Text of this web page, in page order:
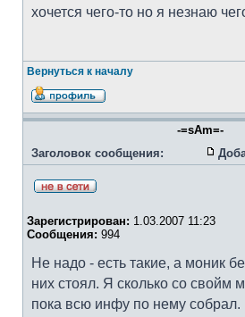
хочется чего-то но я незнаю
Вернуться к началу
-=sAm=-
Заголовок сообщения:
Зарегистрирован: 1.03.2007 11:23
Сообщения: 994
Не надо - есть такие, а моник
них стоял. Я сколько со свойм
пока всю инфу по нему собрал.